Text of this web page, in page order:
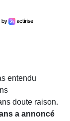
entendu
doute raison.
a annoncé